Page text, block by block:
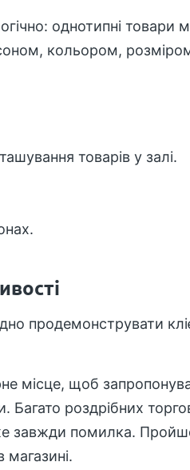
однотипні
кольором,
товарів у залі.
продемонструвати
місце, щоб
роздрібних
завжди помилка.